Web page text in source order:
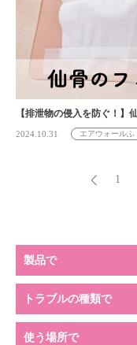
【排泄物の侵入を防ぐ！】
2024.10.31 エアウォールふ
1
製品で
トラブルの種類で
使う場所で